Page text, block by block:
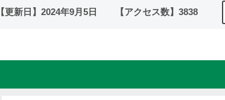
【更新日】 2024年9月5日 【アクセス数】 3838